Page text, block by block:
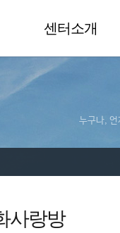
센터소개
누구나, 언
사랑방